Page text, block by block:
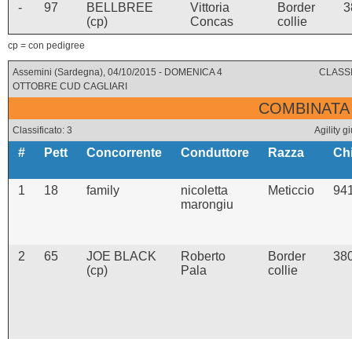
- 97
BELLBREE
(cp)
Vittoria
Concas
Border
collie
cp = con pedigree
Assemini (Sardegna), 04/10/2015 - DOMENICA 4
OTTOBRE CUD CAGLIARI
Classificato: 3 Agility
# Pett Concorrente Conduttore Razza
1 18 family
nicoletta
marongiu
Meticcio
2 65
JOE BLACK
(cp)
Roberto
Pala
Border
collie